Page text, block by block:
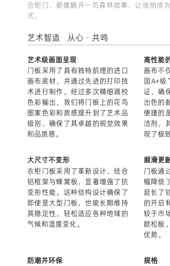
合柜门，都像翻开一页森林故事，让收纳成
式。
艺术智造 从心·共鸣
艺术级画面呈现
门板采用了具有独特肌理的进口
画布底材，并通过先进的打印技
术进行制作。经过多次精细调校
色彩输出，我们将门板上的花鸟
图案色彩和质感提升到了艺术品
级别，确保了其卓越的视觉效果
和品质感。
高性能
画布不
国A+
证，确
出色的
便捷的
洁剂，
现了极
大尺寸不变形
衣柜门板采用了革新设计，结合
铝框架与蜂窝板，显著增强了抗
变形性能。这种结构设计确保了
即使是大型门板，也能长期维持
其稳定性，轻松适应各种地域的
气候和湿度变化。
顺滑更
门板通
幅降低
延长了
的开启
较于市
欧松板
优势。
防潮并环保
规格